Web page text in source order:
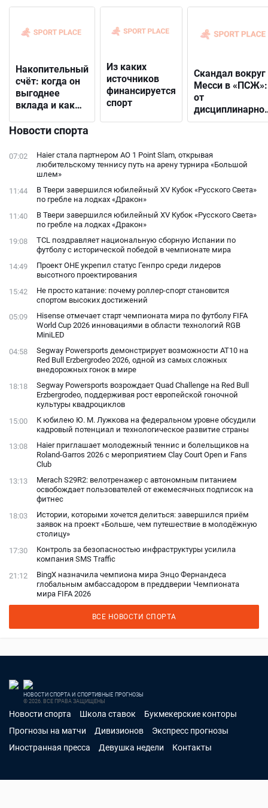
Накопительный
счёт: когда он
выгоднее
вклада и как
подходящий
Из каких
источников
финансируется
спорт
Скандал вокруг
Месси в «ПСЖ»:
от
решения до
фанатами
Новости спорта
07:02
Haier стала партнером AO 1 Point Slam, открывая
любительскому теннису путь на арену турнира «Большой
шлем»
11:44
В Твери завершился юбилейный XV Кубок «Русского Света»
по гребле на лодках «Дракон»
11:40
В Твери завершился юбилейный XV Кубок «Русского Света»
по гребле на лодках «Дракон»
19:08
TCL поздравляет национальную сборную Испании по
футболу с исторической победой в чемпионате мира
14:49
Проект ОНЕ укрепил статус Генпро среди лидеров
высотного проектирования
15:42
Не просто катание: почему роллер-спорт становится
спортом высоких достижений
05:09
Hisense отмечает старт чемпионата мира по футболу FIFA
World Cup 2026 инновациями в области технологий RGB
MiniLED
04:58
Segway Powersports демонстрирует возможности AT10 на
Red Bull Erzbergrodeo 2026, одной из самых сложных
внедорожных гонок в мире
18:18
Segway Powersports возрождает Quad Challenge на Red Bull
Erzbergrodeo, поддерживая рост европейской гоночной
культуры квадроциклов
15:00
К юбилею Ю. М. Лужкова на федеральном уровне обсудили
кадровый потенциал и технологическое развитие страны
13:08
Haier приглашает молодежный теннис и болельщиков на
Roland-Garros 2026 с мероприятием Clay Court Open и Fans
Club
13:13
Merach S29R2: велотренажер с автономным питанием
освобождает пользователей от ежемесячных подписок на
фитнес
18:03
Истории, которыми хочется делиться: завершился приём
заявок на проект «Больше, чем путешествие в молодёжную
столицу»
17:30
Контроль за безопасностью инфраструктуры усилила
компания SMS Traffic
21:12
BingX назначила чемпиона мира Энцо Фернандеса
глобальным амбассадором в преддверии Чемпионата
мира FIFA 2026
ВСЕ НОВОСТИ СПОРТА
НОВОСТИ СПОРТА И СПОРТИВНЫЕ ПРОГНОЗЫ
© 2026. ВСЕ ПРАВА ЗАЩИЩЕНЫ
Новости спорта Школа ставок
Букмекерские конторы
Прогнозы на матчи
Дивизионов
Экспресс прогнозы
Иностранная пресса
Девушка недели Контакты